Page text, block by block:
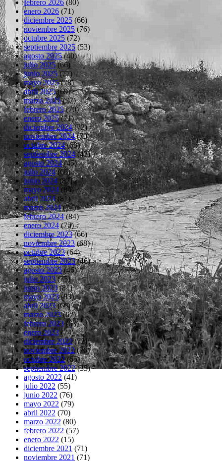
febrero 2026 (80)
enero 2026 (71)
diciembre 2025 (66)
noviembre 2025 (76)
octubre 2025 (72)
septiembre 2025 (53)
agosto 2025(40)
julio 2025(66)
junio 2025(77)
mayo 2025(78)
abril 2025(69)
marzo 2025(77)
febrero 2025(70)
enero 2025(71)
diciembre 2024(72)
noviembre 2024(70)
octubre 2024(63)
septiembre 2024(43)
agosto 2024(45)
julio 2024(66)
junio 2024 (82)
mayo 2024 (84)
abril 2024(81)
marzo 2024(77)
febrero 2024(84)
enero 2024(75)
diciembre 2023(66)
noviembre 2023(68)
octubre 2023(64)
septiembre 2023(46)
agosto 2023(46)
julio 2023(75)
junio 2023(81)
mayo 2023(83)
abril 2023(66)
marzo 2023(62)
febrero 2023(63)
enero 2023(74)
diciembre 2022(73)
noviembre 2022(76)
octubre 2022(65)
septiembre 2022(35)
agosto 2022 (41)
julio 2022 (55)
junio 2022 (76)
mayo 2022 (79)
abril 2022 (70)
marzo 2022 (80)
febrero 2022 (57)
enero 2022 (15)
diciembre 2021 (71)
noviembre 2021 (71)